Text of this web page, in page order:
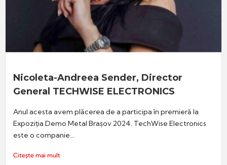
Nicoleta-Andreea Sender, Director
General TECHWISE ELECTRONICS
Anul acesta avem plăcerea de a participa în premieră la
Expoziția Demo Metal Brașov 2024. TechWise Electronics
este o companie...
Citește mai mult